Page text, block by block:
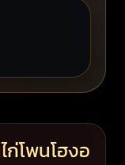
โพนโฮงอ